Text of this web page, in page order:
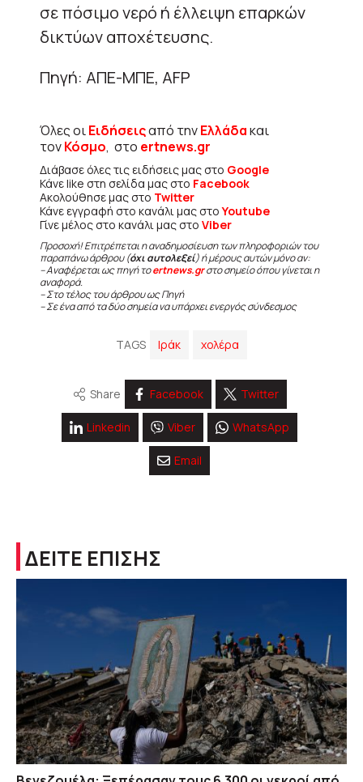
σε πόσιμο νερό ή έλλειψη επαρκών
δικτύων αποχέτευσης.
Πηγή: ΑΠΕ-ΜΠΕ, AFP
Όλες οιΕιδήσειςαπό τηνΕλλάδακαι
τονΚόσμο, στο ertnews.gr
Διάβασε όλες τις ειδήσεις μας στο Google
Κάνε like στη σελίδα μας στο Facebook
Ακολούθησε μας στο Twitter
Κάνε εγγραφή στο κανάλι μας στοYoutube
Γίνε μέλος στο κανάλι μας στο Viber
Προσοχή! Επιτρέπεται η αναδημοσίευση των πληροφοριών του
παραπάνω άρθρου (όχι αυτολεξεί) ή μέρους αυτών μόνο αν:
– Αναφέρεται ως πηγή τοertnews.grστο σημείο όπου γίνεται η
αναφορά.
– Στο τέλος του άρθρου ως Πηγή
– Σε ένα από τα δύο σημεία να υπάρχει ενεργός σύνδεσμος
TAGS Ιράκ χολέρα
Share Facebook Twitter
Linkedin Viber WhatsApp
Email
ΔΕΙΤΕ ΕΠΙΣΗΣ